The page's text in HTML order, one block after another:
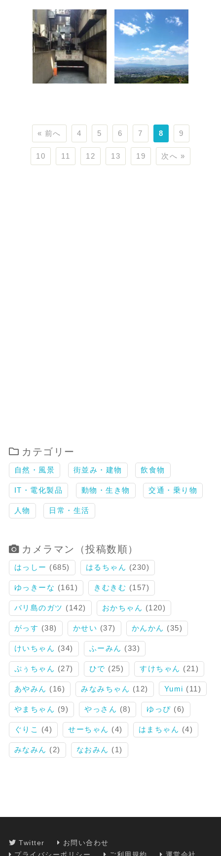
« 前へ 4 5 6 7 8 9
10 11 12 13 19 次へ »
カテゴリー
自然・風景 街並み・建物 飲食物
IT・電化製品 動物・生き物 交通・乗り物
人物 日常・生活
カメラマン（投稿数順）
はっしー (685) はるちゃん (230)
ゆっきーな (161) きむきむ (157)
バリ島のガツ (142) おかちゃん (120)
がっす (38) かせい (37) かんかん (35)
けいちゃん (34) ふーみん (33)
ぷぅちゃん (27) ひで (25) すけちゃん (21)
あやみん (16) みなみちゃん (12) Yumi (11)
やまちゃん (9) やっさん (8) ゆっぴ (6)
ぐりこ (4) せーちゃん (4) はまちゃん (4)
みなみん (2) なおみん (1)
Twitter
お問い合わせ